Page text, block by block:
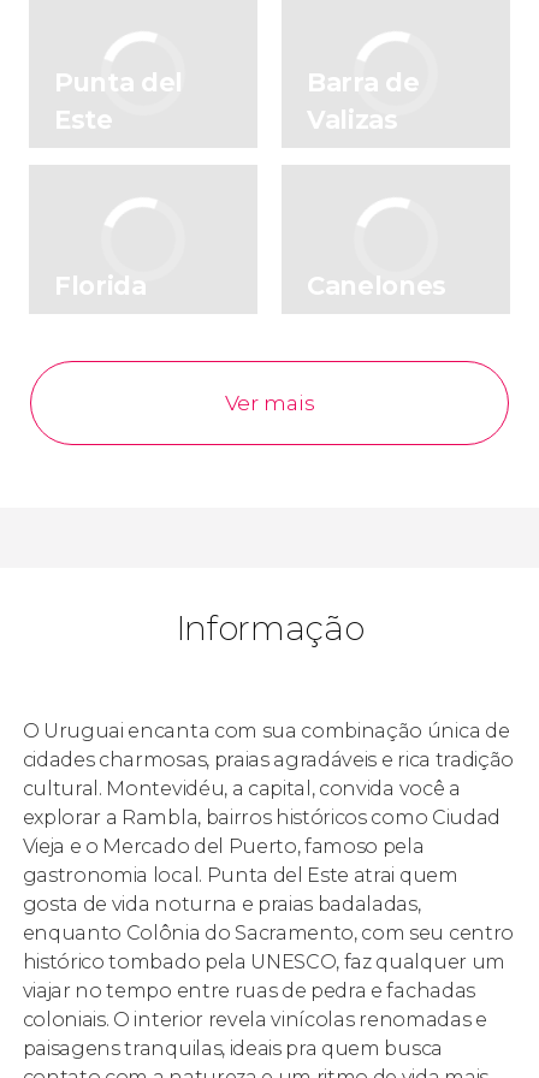
Punta del
Este
Barra de
Valizas
Florida Canelones
Ver mais
Informação
O Uruguai encanta com sua combinação única de
cidades charmosas, praias agradáveis e rica tradição
cultural. Montevidéu, a capital, convida você a
explorar a Rambla, bairros históricos como Ciudad
Vieja e o Mercado del Puerto, famoso pela
gastronomia local. Punta del Este atrai quem
gosta de vida noturna e praias badaladas,
enquanto Colônia do Sacramento, com seu centro
histórico tombado pela UNESCO, faz qualquer um
viajar no tempo entre ruas de pedra e fachadas
coloniais. O interior revela vinícolas renomadas e
paisagens tranquilas, ideais pra quem busca